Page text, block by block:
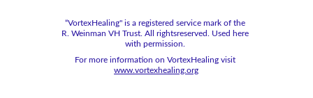
“VortexHealing" is a registered service mark of the
R. Weinman VH Trust. All rightsreserved. Used here
with permission.
For more information on VortexHealing visit
www.vortexhealing.org